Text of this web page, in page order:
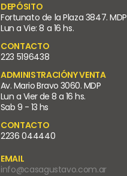
DEPÓSITO
Fortunato de la Plaza 3847. MDP
Lun a Vie: 8 a 16 hs.
CONTACTO
223 5196438
ADMINISTRACIÓNY VENTA
Av. Mario Bravo 3060. MDP
Lun a Vier de 8 a 16 hs.
Sab 9 - 13 hs
CONTACTO
2236 044440
EMAIL
info@casagustavo.com.ar